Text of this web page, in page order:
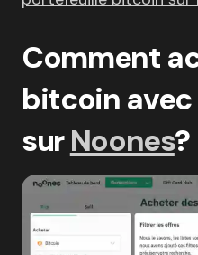
Comment
bitcoin avec
surNoones?